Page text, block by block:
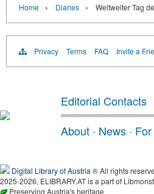
Home › Diaries › Weltweiter Tag
Privacy Terms FAQ Invite a
Editorial Contacts
About · News ·
Digital Library of Austria ® All rights
2025-2026, ELIBRARY.AT is a part of
Preserving Austria's heritage